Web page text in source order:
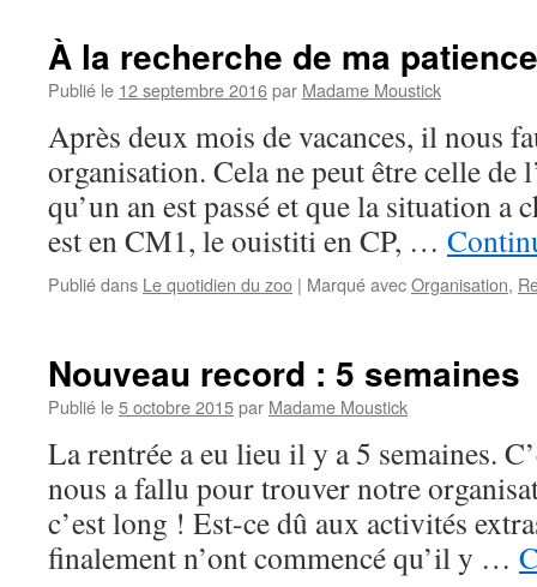
À la recherche de ma
Publié le 12 septembre 2016par Madame Moustick
Après deux mois de vacances, il nous
organisation. Cela ne peut être celle de
qu’un an est passé et que la situation a
est en CM1, le ouistiti en CP, …
Publié dans Le quotidien du zoo | Marqué avecOrganisation,
Nouveau record : 5 semaines
Publié le5 octobre 2015par Madame Moustick
La rentrée a eu lieu il y a 5 semaines.
nous a fallu pour trouver notre
c’est long ! Est-ce dû aux activités
finalement n’ont commencé qu’il y …